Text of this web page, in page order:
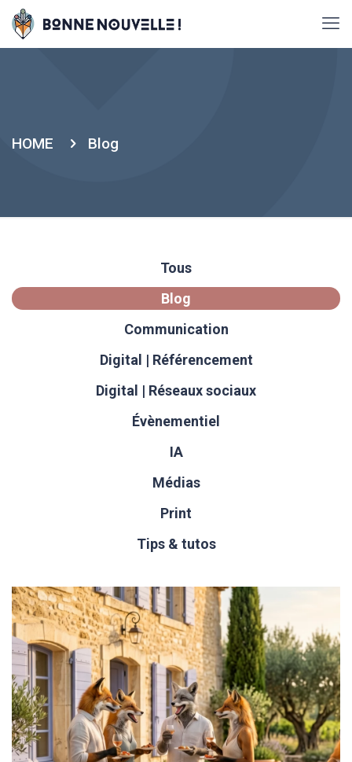
HOME Blog
Tous
Blog
Communication
Digital | Référencement
Digital | Réseaux sociaux
Évènementiel
IA
Médias
Print
Tips & tutos